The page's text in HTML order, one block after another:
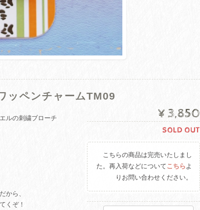
ッペンチャームTM09
ルの刺繍ブローチ
から、
くぞ！
¥3,850
SOLD OUT
こちらの商品は完売いたしまし
た。再入荷などについてこちらよ
りお問い合わせください。